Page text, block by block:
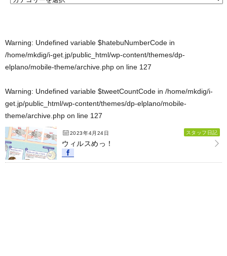
Warning: Undefined variable $hatebuNumberCode in
/home/mkdig/i-get.jp/public_html/wp-content/themes/dp-
elplano/mobile-theme/archive.php on line 127
Warning: Undefined variable $tweetCountCode in /home/mkdig/i-
get.jp/public_html/wp-content/themes/dp-elplano/mobile-
theme/archive.php on line 127
2023年4月24日 スタッフ日記
ウィルスめっ！